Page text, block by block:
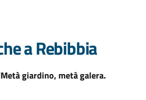
a Rebibbia
giardino, metà galera.